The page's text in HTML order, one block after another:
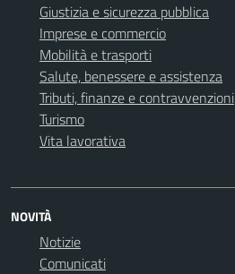
Giustizia e sicurezza pubblica
Imprese e commercio
Mobilità e trasporti
Salute, benessere e assistenza
Tributi, finanze e contravvenzioni
Turismo
Vita lavorativa
NOVITÀ
Notizie
Comunicati